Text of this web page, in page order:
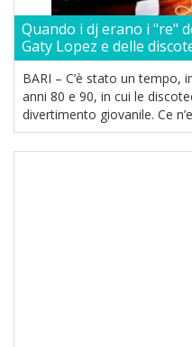
Quando i dj erano i "re"
Gaty Lopez e delle
BARI – C’è stato un tempo,
anni 80 e 90, in cui le
divertimento giovanile. Ce